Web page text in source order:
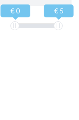
€ 0 € 5